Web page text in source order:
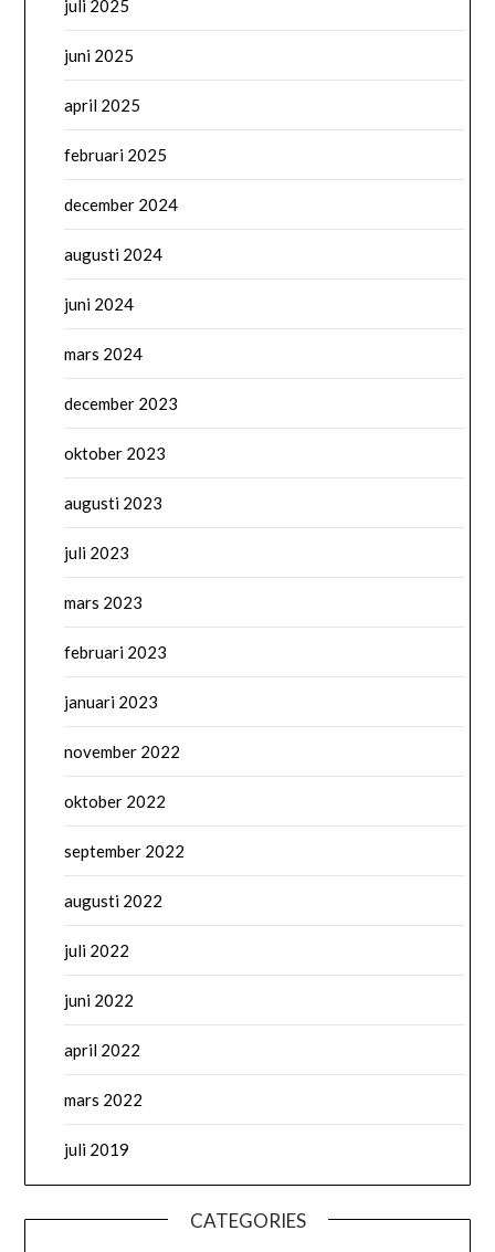
juli 2025
juni 2025
april 2025
februari 2025
december 2024
augusti 2024
juni 2024
mars 2024
december 2023
oktober 2023
augusti 2023
juli 2023
mars 2023
februari 2023
januari 2023
november 2022
oktober 2022
september 2022
augusti 2022
juli 2022
juni 2022
april 2022
mars 2022
juli 2019
CATEGORIES